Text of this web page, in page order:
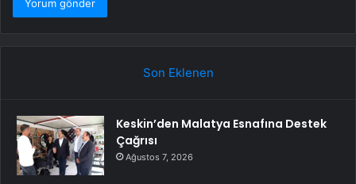
Son Eklenen
Keskin’den Malatya Esnafına Destek
Çağrısı
Ağustos 7, 2026